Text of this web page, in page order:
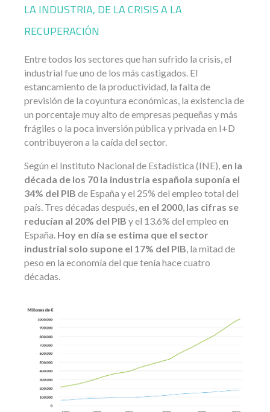
LA INDUSTRIA, DE LA CRISIS A LA
RECUPERACIÓN
Entre todos los sectores que han sufrido la crisis, el
industrial fue uno de los más castigados. El
estancamiento de la productividad, la falta de
previsión de la coyuntura económicas, la existencia de
un porcentaje muy alto de empresas pequeñas y más
frágiles o la poca inversión pública y privada en I+D
contribuyeron a la caída del sector.
Según el Instituto Nacional de Estadística (INE), en la
década de los 70 la industria española suponía el
34% del PIB de España y el 25% del empleo total del
país. Tres décadas después, en el 2000, las cifras se
reducían al 20% del PIB y el 13.6% del empleo en
España. Hoy en día se estima que el sector
industrial solo supone el 17% del PIB, la mitad de
peso en la economía del que tenía hace cuatro
décadas.